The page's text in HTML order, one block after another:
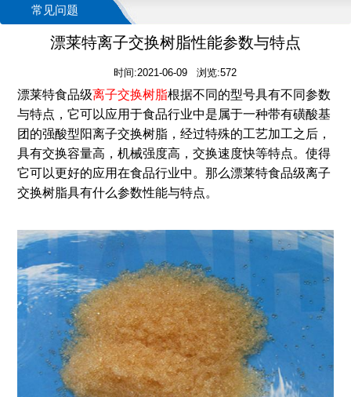
常见问题
漂莱特离子交换树脂性能参数与特点
时间:2021-06-09 浏览:572
漂莱特食品级离子交换树脂根据不同的型号具有不同参数
与特点，它可以应用于食品行业中是属于一种带有磺酸基
团的强酸型阳离子交换树脂，经过特殊的工艺加工之后，
具有交换容量高，机械强度高，交换速度快等特点。使得
它可以更好的应用在食品行业中。那么漂莱特食品级离子
交换树脂具有什么参数性能与特点。